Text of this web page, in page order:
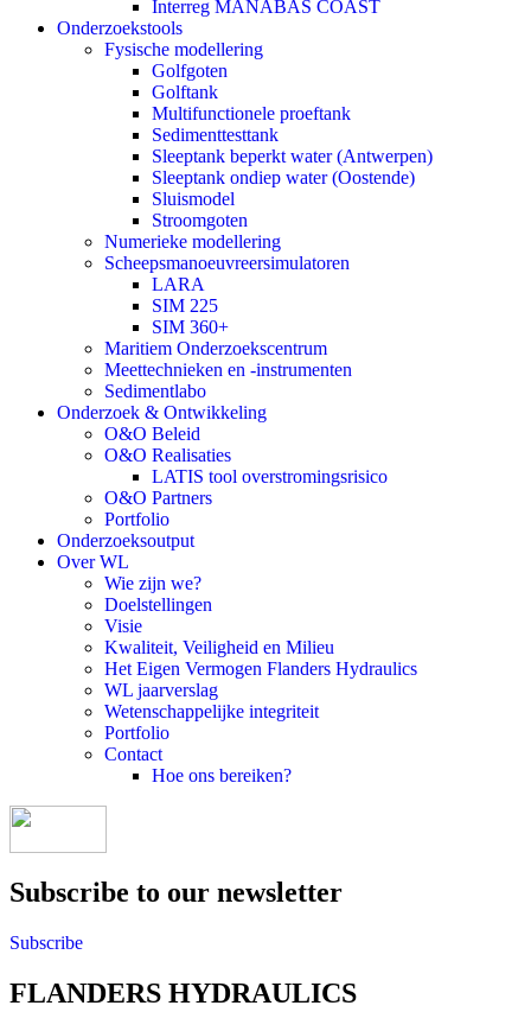
Interreg MANABAS COAST
Onderzoekstools
Fysische modellering
Golfgoten
Golftank
Multifunctionele proeftank
Sedimenttesttank
Sleeptank beperkt water (Antwerpen)
Sleeptank ondiep water (Oostende)
Sluismodel
Stroomgoten
Numerieke modellering
Scheepsmanoeuvreersimulatoren
LARA
SIM 225
SIM 360+
Maritiem Onderzoekscentrum
Meettechnieken en -instrumenten
Sedimentlabo
Onderzoek & Ontwikkeling
O&O Beleid
O&O Realisaties
LATIS tool overstromingsrisico
O&O Partners
Portfolio
Onderzoeksoutput
Over WL
Wie zijn we?
Doelstellingen
Visie
Kwaliteit, Veiligheid en Milieu
Het Eigen Vermogen Flanders Hydraulics
WL jaarverslag
Wetenschappelijke integriteit
Portfolio
Contact
Hoe ons bereiken?
Subscribe to our newsletter
Subscribe
FLANDERS HYDRAULICS